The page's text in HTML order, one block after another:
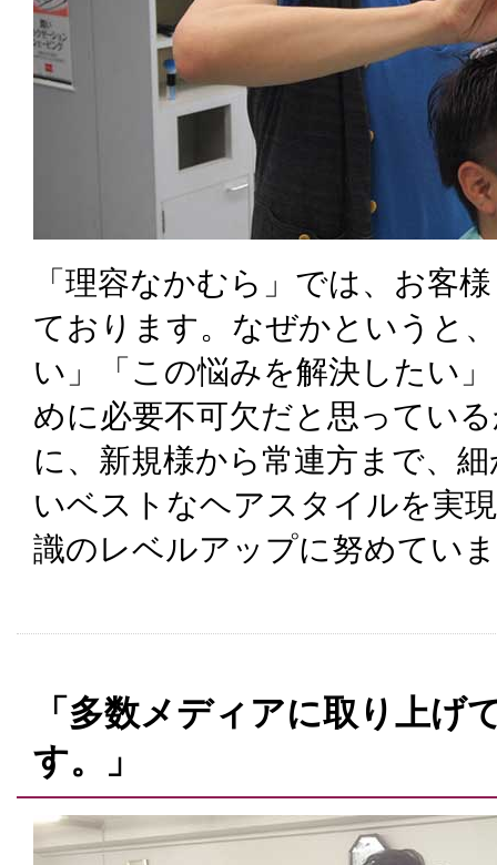
「理容なかむら」では、お客
ております。なぜかというと
い」「この悩みを解決したい
めに必要不可欠だと思ってい
に、新規様から常連方まで、
いベストなヘアスタイルを実
識のレベルアップに努めてい
「多数メディアに取り上げ
す。」